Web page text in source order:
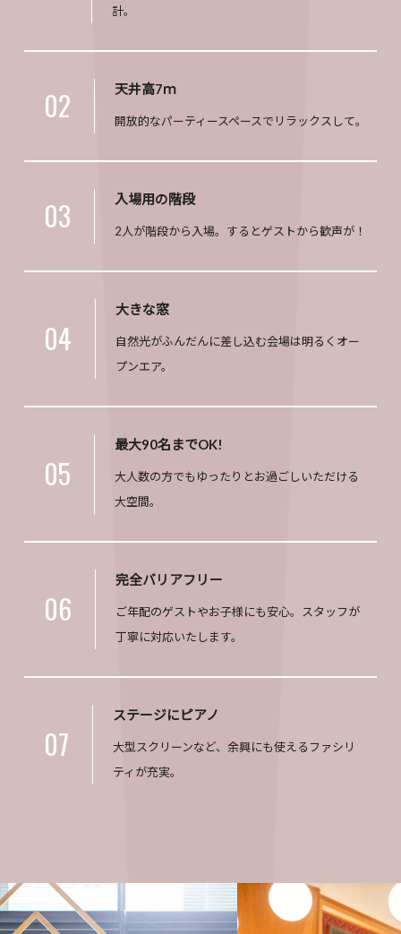
計。
02 天井高7ｍ
開放的なパーティースペースでリラックスして。
03 入場用の階段
2人が階段から入場。するとゲストから歓声が！
04
大きな窓
自然光がふんだんに差し込む会場は明るくオー
プンエア。
05
最大90名までOK!
大人数の方でもゆったりとお過ごしいただける
大空間。
06
完全バリアフリー
ご年配のゲストやお子様にも安心。スタッフが
丁寧に対応いたします。
07
ステージにピアノ
大型スクリーンなど、余興にも使えるファシリ
ティが充実。